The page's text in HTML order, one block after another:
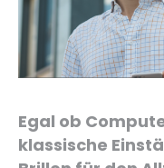
Egal ob
klassische